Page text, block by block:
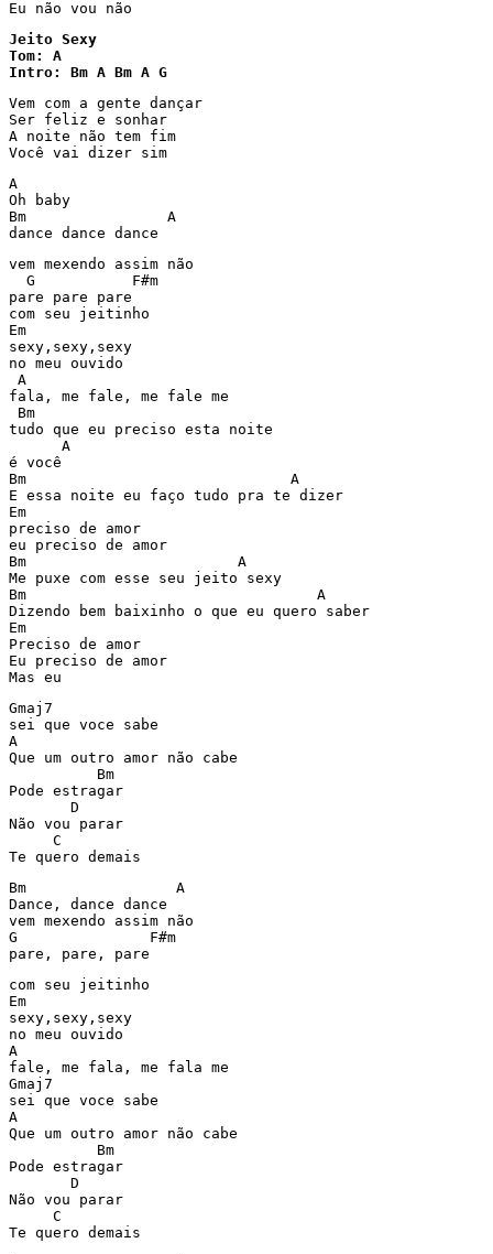
Eu não vou não
Jeito Sexy
Tom: A
Intro: Bm A Bm A G
Vem com a gente dançar
Ser feliz e sonhar
A noite não tem fim
Você vai dizer sim
A
Oh baby
Bm                A
dance dance dance
vem mexendo assim não
  G           F#m
pare pare pare
com seu jeitinho
Em
sexy,sexy,sexy
no meu ouvido
A
fala, me fale, me fale me
Bm
tudo que eu preciso esta noite
      A
é você
Bm                              A
E essa noite eu faço tudo pra te dizer
Em
preciso de amor
eu preciso de amor
Bm                        A
Me puxe com esse seu jeito sexy
Bm                                 A
Dizendo bem baixinho o que eu quero saber
Em
Preciso de amor
Eu preciso de amor
Mas eu
Gmaj7
sei que voce sabe
A
Que um outro amor não cabe
          Bm
Pode estragar
       D
Não vou parar
     C
Te quero demais
Bm                 A
Dance, dance dance
vem mexendo assim não
G               F#m
pare, pare, pare
com seu jeitinho
Em
sexy,sexy,sexy
no meu ouvido
A
fale, me fala, me fala me
Gmaj7
sei que voce sabe
A
Que um outro amor não cabe
          Bm
Pode estragar
       D
Não vou parar
     C
Te quero demais